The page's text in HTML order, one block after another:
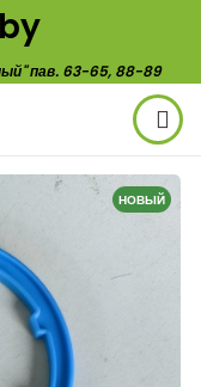
пав. 63-65, 88-89
НОВЫЙ